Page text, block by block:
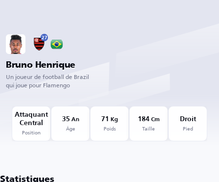
27
Bruno Henrique
Un joueur de football de Brazil
qui joue pour Flamengo
Attaquant
Central
Position
35 An
Âge
71 Kg
Poids
184Cm
Taille
Droit
Pied
Statistiques